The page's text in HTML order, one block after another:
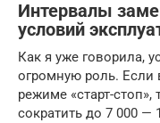
Интервалы
условий
Как я уже говорила,
огромную роль. Если
режиме «старт-
сократить до 7 000 —